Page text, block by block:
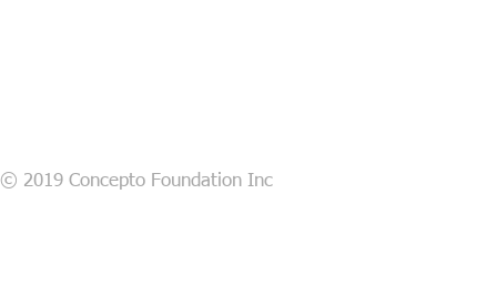
© 2019 Concepto Foundation Inc